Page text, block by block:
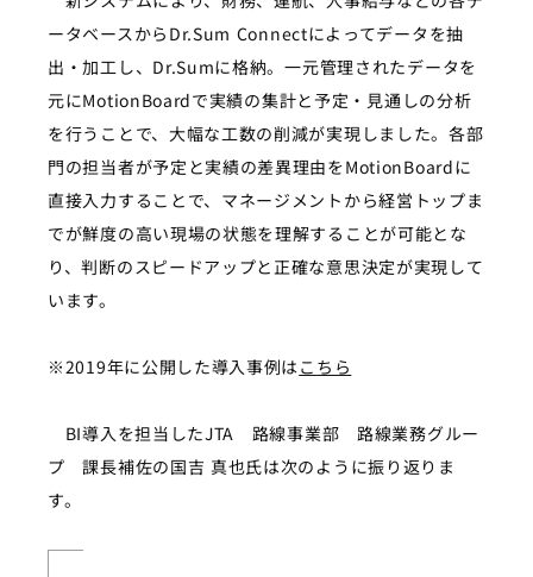
ータベースからDr.Sum Connectによってデータを抽
出・加工し、Dr.Sumに格納。一元管理されたデータを
元にMotionBoardで実績の集計と予定・見通しの分析
を行うことで、大幅な工数の削減が実現しました。各部
門の担当者が予定と実績の差異理由をMotionBoardに
直接入力することで、マネージメントから経営トップま
でが鮮度の高い現場の状態を理解することが可能とな
り、判断のスピードアップと正確な意思決定が実現して
います。
※2019年に公開した導入事例はこちら
BI導入を担当したJTA 路線事業部 路線業務グルー
プ 課長補佐の国吉 真也氏は次のように振り返りま
す。